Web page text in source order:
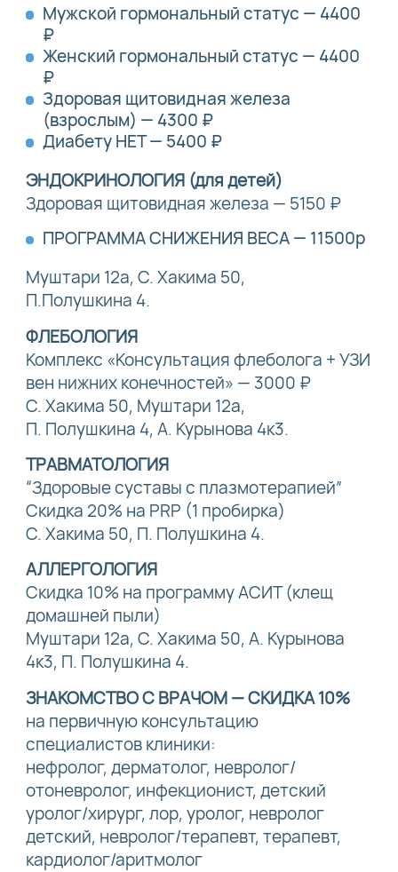
Мужской гормональный статус — 4400
₽
Женский гормональный статус — 4400
₽
Здоровая щитовидная железа
(взрослым) — 4300 ₽
Диабету НЕТ — 5400 ₽
ЭНДОКРИНОЛОГИЯ (для детей)
Здоровая щитовидная железа — 5150 ₽
ПРОГРАММА СНИЖЕНИЯ ВЕСА — 11500р
Муштари 12а, С. Хакима 50,
П.Полушкина 4.
ФЛЕБОЛОГИЯ
Комплекс «Консультация флеболога + УЗИ
вен нижних конечностей» — 3000 ₽
С. Хакима 50, Муштари 12а,
П. Полушкина 4, А. Курынова 4к3.
ТРАВМАТОЛОГИЯ
“Здоровые суставы с плазмотерапией”
Скидка 20% на PRP (1 пробирка)
С. Хакима 50, П. Полушкина 4.
АЛЛЕРГОЛОГИЯ
Скидка 10% на программу АСИТ (клещ
домашней пыли)
Муштари 12а, С. Хакима 50, А. Курынова
4к3, П. Полушкина 4.
ЗНАКОМСТВО С ВРАЧОМ — СКИДКА 10%
на первичную консультацию
специалистов клиники:
нефролог, дерматолог, невролог/
отоневролог, инфекционист, детский
уролог/хирург, лор, уролог, невролог
детский, невролог/терапевт, терапевт,
кардиолог/аритмолог